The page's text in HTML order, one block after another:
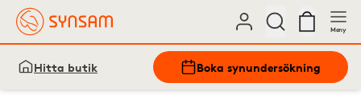
Meny
Hitta butik Boka synundersökning